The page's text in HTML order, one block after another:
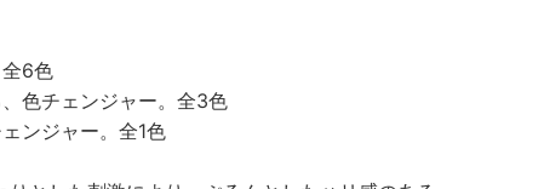
6色
色チェンジャー。全3色
ンジャー。全1色